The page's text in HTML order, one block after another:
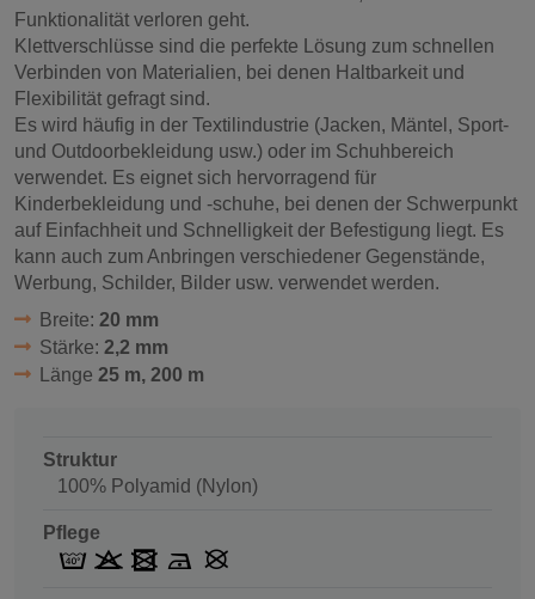
Funktionalität verloren geht.
Klettverschlüsse sind die perfekte Lösung zum schnellen
Verbinden von Materialien, bei denen Haltbarkeit und
Flexibilität gefragt sind.
Es wird häufig in der Textilindustrie (Jacken, Mäntel, Sport-
und Outdoorbekleidung usw.) oder im Schuhbereich
verwendet. Es eignet sich hervorragend für
Kinderbekleidung und -schuhe, bei denen der Schwerpunkt
auf Einfachheit und Schnelligkeit der Befestigung liegt. Es
kann auch zum Anbringen verschiedener Gegenstände,
Werbung, Schilder, Bilder usw. verwendet werden.
Breite: 20 mm
Stärke: 2,2 mm
Länge 25 m, 200 m
Struktur
100% Polyamid (Nylon)
Pflege